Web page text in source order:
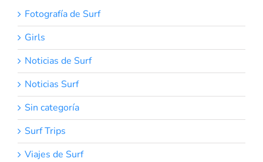
Fotografía de Surf
Girls
Noticias de Surf
Noticias Surf
Sin categoría
Surf Trips
Viajes de Surf